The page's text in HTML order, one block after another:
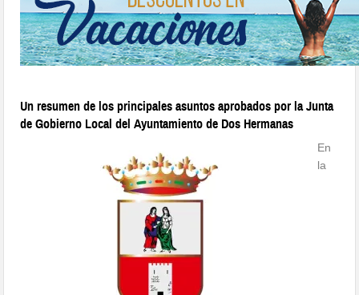
Un resumen de los principales asuntos aprobados por la Junta
de Gobierno Local del Ayuntamiento de Dos Hermanas
En
la